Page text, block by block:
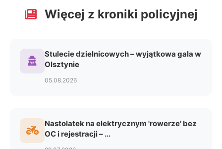
Więcej z kroniki policyjnej
Stulecie dzielnicowych – wyjątkowa gala w
Olsztynie
05.08.2026
Nastolatek na elektrycznym 'rowerze' bez
OC i rejestracji – ...